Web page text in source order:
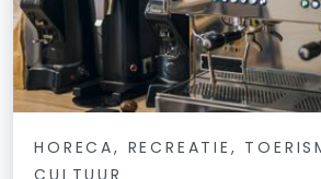
HORECA, RECREATIE,
CULTUUR